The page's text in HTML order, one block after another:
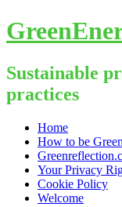
Sustainable
practices
Skip
content
Home
How to be Green
Your Privacy
Cookie Policy
Welcome